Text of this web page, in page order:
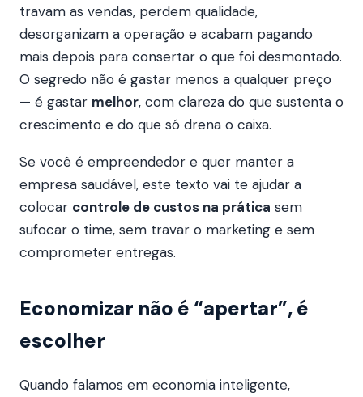
travam as vendas, perdem qualidade,
desorganizam a operação e acabam pagando
mais depois para consertar o que foi desmontado.
O segredo não é gastar menos a qualquer preço
— é gastar melhor, com clareza do que sustenta o
crescimento e do que só drena o caixa.
Se você é empreendedor e quer manter a
empresa saudável, este texto vai te ajudar a
colocar controle de custos na prática sem
sufocar o time, sem travar o marketing e sem
comprometer entregas.
Economizar não é “apertar”, é
escolher
Quando falamos em economia inteligente,